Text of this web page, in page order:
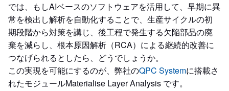
では、もしAIベースのソフトウェアを活用して、早期に異
常を検出し解析を自動化することで、生産サイクルの初
期段階から対策を講じ、後工程で発生する欠陥部品の廃
棄を減らし、根本原因解析（RCA）による継続的改善に
つなげられるとしたら、どうでしょうか。
この実現を可能にするのが、弊社のQPC Systemに搭載さ
れたモジュールMaterialise Layer Analysis です。